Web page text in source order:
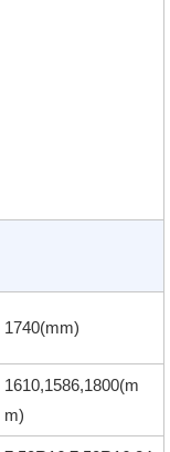
1740(mm)
1610,1586,1800(m
m)